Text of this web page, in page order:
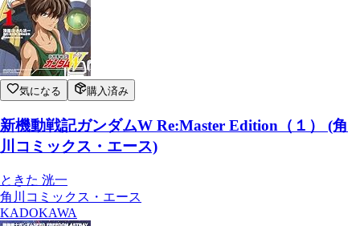
気になる 購入済み
新機動戦記ガンダムW Re:Master Edition（１） (角
川コミックス・エース)
ときた 洸一
角川コミックス・エース
KADOKAWA